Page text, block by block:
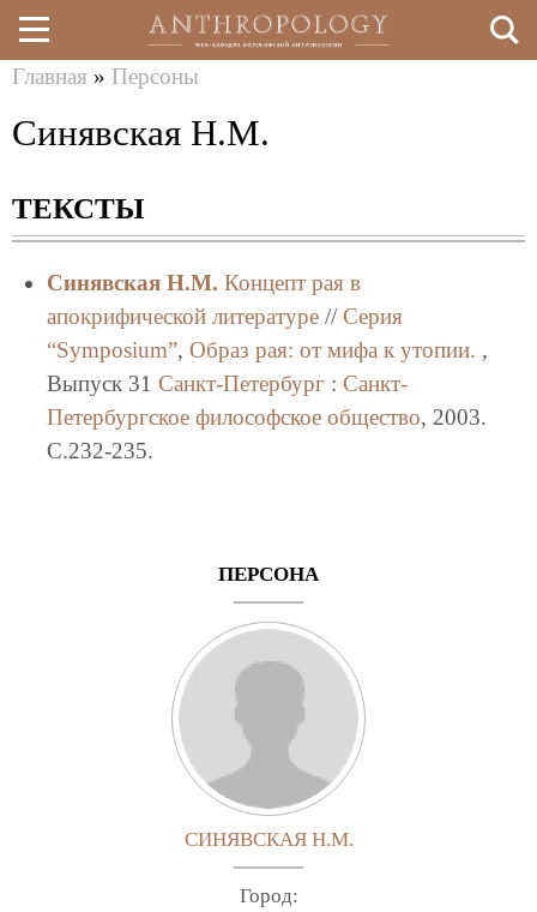
Перейти
к
содержанию
здесь
Главная » Персоны
Синявская Н.М.
ТЕКСТЫ
Синявская Н.М. Концепт рая в
апокрифической литературе// Серия
“Symposium”, Образ рая: от мифа к утопии. ,
Выпуск 31 Санкт-Петербург: Санкт-
Петербургское философское общество, 2003.
C.232-235.
ПЕРСОНА
СИНЯВСКАЯ Н.М.
Город: